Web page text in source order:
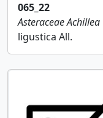
065_22
AsteraceaeAchillea
ligustica All.